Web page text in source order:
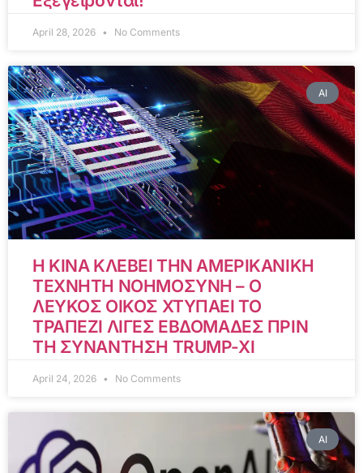
April 28, 2026 No Comments
AI
Η ΚΙΝΑ ΚΛΕΒΕΙ ΤΗΝ ΑΜΕΡΙΚΑΝΙΚΗ
ΤΕΧΝΗΤΗ ΝΟΗΜΟΣΥΝΗ – Ο
ΛΕΥΚΟΣ ΟΙΚΟΣ ΧΤΥΠΑΕΙ ΤΟ
ΤΡΑΠΕΖΙ ΛΙΓΕΣ ΕΒΔΟΜΑΔΕΣ ΠΡΙΝ
ΤΗ ΣΥΝΑΝΤΗΣΗ TRUMP-XI
April 24, 2026 No Comments
AI